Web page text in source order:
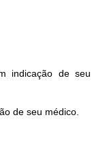
indicação de seu
de seu médico.